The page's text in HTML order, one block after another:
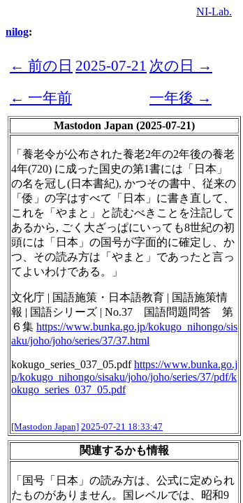
NI-Lab.
nilog:
← 前の日 2025-07-21 次の日 →
← 一年前
一年後 →
Mastodon Japan (2025-07-21)
「養老令が公布された養老2年の2年後の養老
4年(720) に成った国史の第1書には「日本」
の名を冠し(日本書紀), かつその書中、従来の
「倭」の字はすべて「日本」に書き直して、
これを「やまと」と読むべきことを注記して
あるから, ごく大ざっぱにいっても8世紀の初
頭には「日本」の国号が字面的に確定し、か
つ、その読み方は「やまと」であったと言っ
てよいわけである。」
文化庁 | 国語施策・日本語教育 | 国語施策情
報 | 国語シリーズ | No.37 国語問題問答 第
６集 https://www.bunka.go.jp/kokugo_nihongo/sis
aku/joho/joho/series/37/37.html
kokugo_series_037_05.pdfhttps://www.bunka.go.j
p/kokugo_nihongo/sisaku/joho/joho/series/37/pdf/k
okugo_series_037_05.pdf
[Mastodon Japan] 2025-07-21 18:33:47
関連するかも情報
「国号「日本」の読み方は、公式に定められ
たものがありません。国レベルでは、昭和9